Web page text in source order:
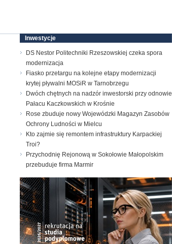
Inwestycje
DS Nestor Politechniki Rzeszowskiej czeka spora
modernizacja
Fiasko przetargu na kolejne etapy modernizacji
krytej pływalni MOSiR w Tarnobrzegu
Dwóch chętnych na nadzór inwestorski przy odnowie
Pałacu Kaczkowskich w Krośnie
Rose zbuduje nowy Wojewódzki Magazyn Zasobów
Ochrony Ludności w Mielcu
Kto zajmie się remontem infrastruktury Karpackiej
Troi?
Przychodnię Rejonową w Sokołowie Małopolskim
przebuduje firma Marmir